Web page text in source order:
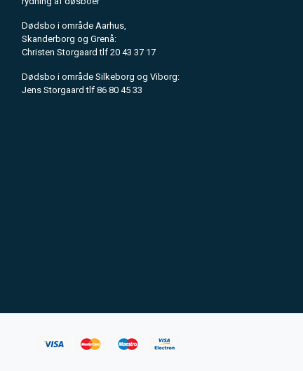
Dødsbo i område Aarhus,
Skanderborg og Grenå:
Christen Storgaard tlf 20 43 37 17
Dødsbo i område Silkeborg og Viborg:
Jens Storgaard tlf 86 80 45 33